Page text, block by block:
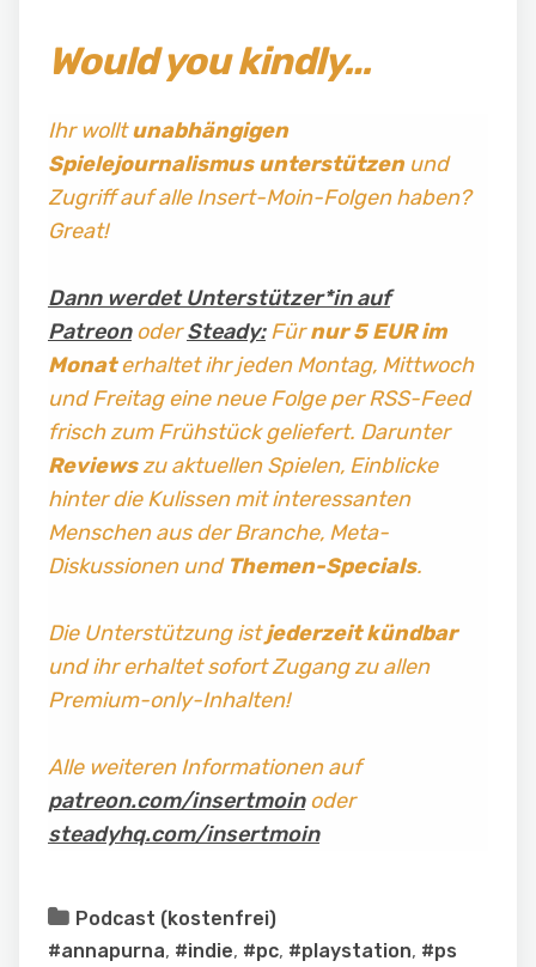
Would you kindly…
Ihr wolltunabhängigen
Spielejournalismus unterstützenund
Zugriff auf alle Insert-Moin-Folgen haben?
Great!
Dann werdet Unterstützer*in auf
PatreonoderSteady:Fürnur 5 EUR im
Monaterhaltet ihr jeden Montag, Mittwoch
und Freitag eine neue Folge per RSS-Feed
frisch zum Frühstück geliefert. Darunter
Reviewszu aktuellen Spielen, Einblicke
hinter die Kulissen mit interessanten
Menschen aus der Branche, Meta-
Diskussionen und Themen-Specials.
Die Unterstützung istjederzeit kündbar
und ihr erhaltet sofort Zugang zu allen
Premium-only-Inhalten!
Alle weiteren Informationen auf
patreon.com/insertmoinoder
steadyhq.com/insertmoin
Podcast (kostenfrei)
#annapurna, #indie, #pc, #playstation, #ps